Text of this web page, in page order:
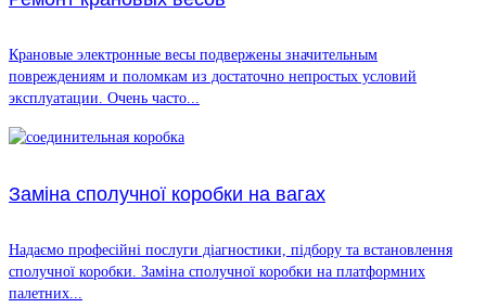
Крановые электронные весы подвержены значительным
повреждениям и поломкам из достаточно непростых условий
эксплуатации. Очень часто...
Заміна сполучної коробки на вагах
Надаємо професійні послуги діагностики, підбору та встановлення
сполучної коробки. Заміна сполучної коробки на платформних
палетних...